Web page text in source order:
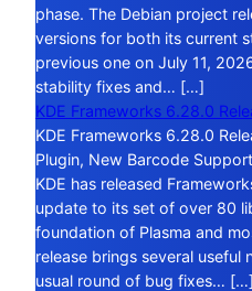
phase. The Debian project
versions for both its current
previous one on July 11,
stability fixes and… […]
KDE Frameworks 6.28.0
KDE Frameworks 6.28.0
Plugin, New Barcode
KDE has released
update to its set of over 80
foundation of Plasma and
release brings several
usual round of bug fixes… […]